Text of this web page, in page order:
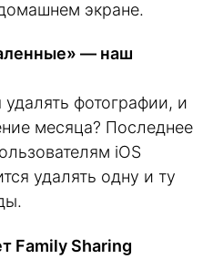
экране.
— наш
фотографии, и
месяца? Последнее
iOS
удалять одну и ту
Family Sharing